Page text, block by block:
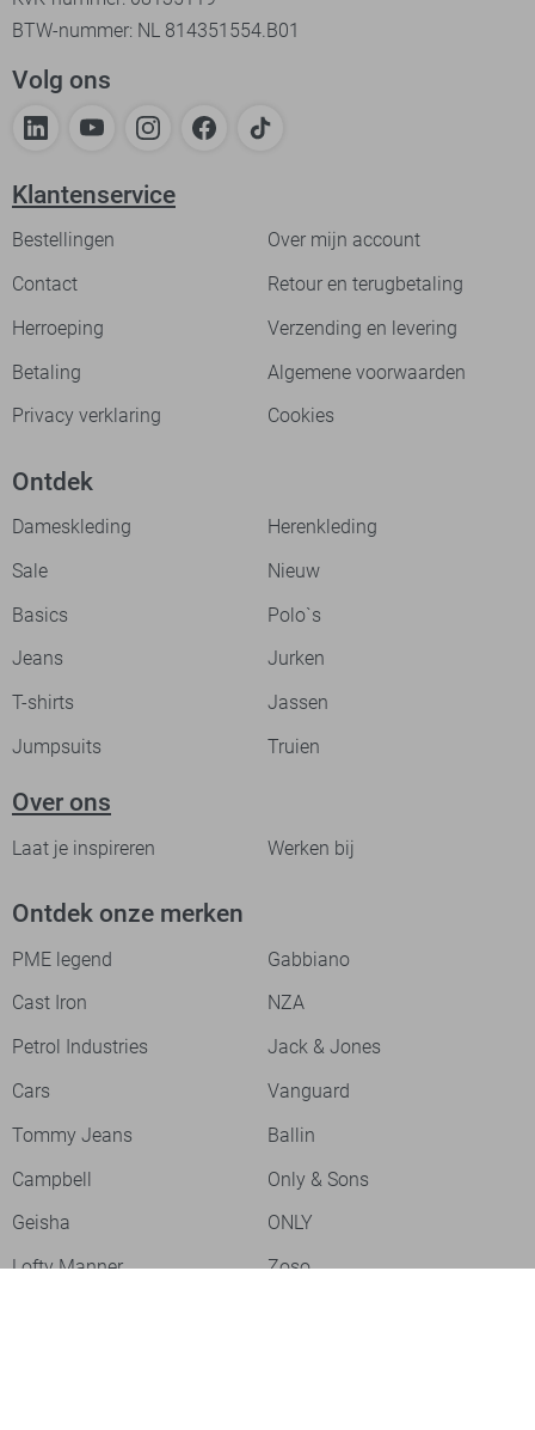
BTW-nummer: NL 814351554.B01
Volg ons
Klantenservice
Bestellingen
Over mijn account
Contact
Retour en terugbetaling
Herroeping
Verzending en levering
Betaling
Algemene voorwaarden
Privacy verklaring
Cookies
Ontdek
Dameskleding
Herenkleding
Sale
Nieuw
Basics
Polo`s
Jeans
Jurken
T-shirts
Jassen
Jumpsuits
Truien
Over ons
Laat je inspireren Werken bij
Ontdek onze merken
PME legend
Gabbiano
Cast Iron
NZA
Petrol Industries
Jack & Jones
Cars
Vanguard
Tommy Jeans
Ballin
Campbell
Only & Sons
Geisha
ONLY
Lofty Manner
Zoso